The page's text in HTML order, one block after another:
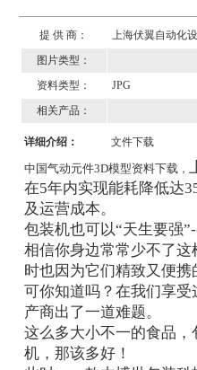
提 供 商：
上海伏翼自动化
图片类型：
资料类型：
JPG
相关产品：
详细介绍： 文件下载
中国气动元件3D模型资料下载，
在5年内实现能耗降低达
及运营成本。
包装机也可以“天生要强
相信你身边常常少不了
时也因为它们精致又便携
可你知道吗？在我们享
产商出了一道难题。
这么多大小不一的食品
机，那该多好！